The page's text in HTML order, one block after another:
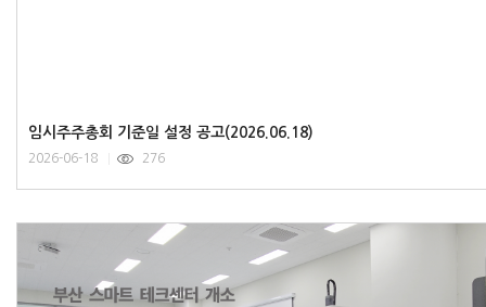
임시주주총회 기준일 설정 공고(2026.06.18)
2026-06-18 276